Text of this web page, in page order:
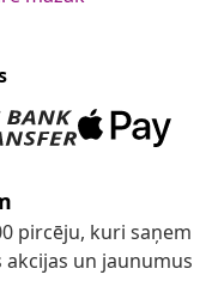
pircēju, kuri saņem
akcijas un jaunumus